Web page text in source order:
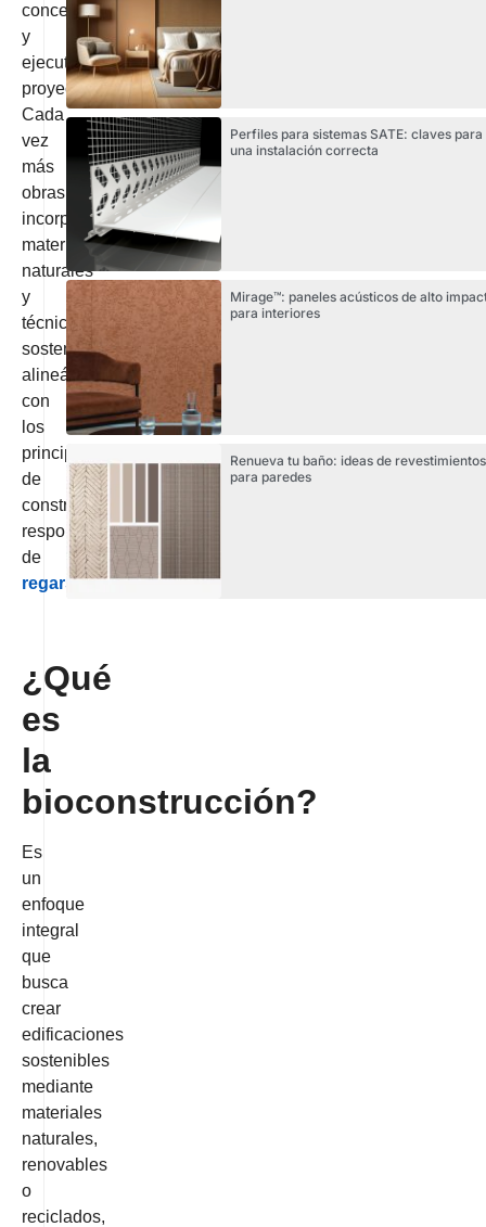
concebir
y
ejecutar
proyectos.
Cada
vez
más
obras
incorporan
materiales
naturales
y
técnicas
sostenibles,
alineándose
con
los
principios
de
construcción
responsable
de
regarsa.
¿Qué
es
la
bioconstrucción?
Es
un
enfoque
integral
que
busca
crear
edificaciones
sostenibles
mediante
materiales
naturales,
renovables
o
reciclados,
Perfiles para sistemas SATE: claves para
una instalación correcta
Mirage™: paneles acústicos de alto
para interiores
Renueva tu baño: ideas de revestimientos
para paredes